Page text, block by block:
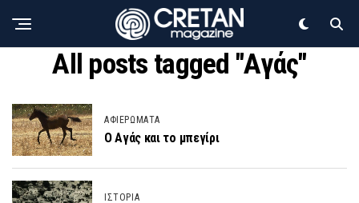
All posts tagged "Αγάς"
ΑΦΙΕΡΩΜΑΤΑ
Ο Αγάς και το μπεγίρι
ΙΣΤΟΡΙΑ